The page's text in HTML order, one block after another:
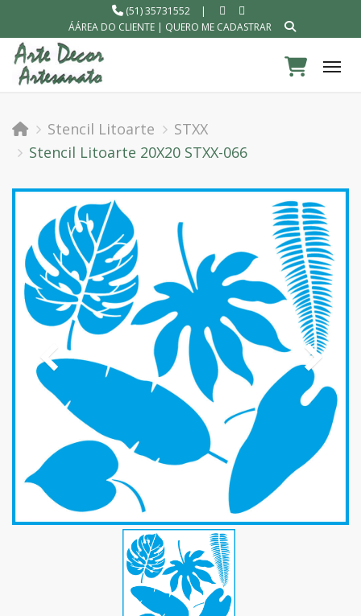
(51) 35731552
|
ÁÁREA DO CLIENTE| QUERO ME CADASTRAR
Stencil Litoarte
STXX
Stencil Litoarte 20X20 STXX-066